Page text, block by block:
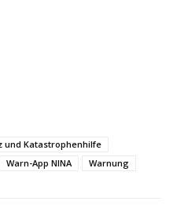
und Katastrophenhilfe
Warn-App NINA Warnung